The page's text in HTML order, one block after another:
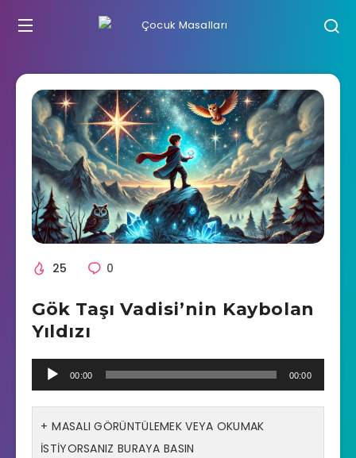
25 0
Gök Taşı Vadisi’nin Kaybolan
Yıldızı
Ses
oynatıcı
00:00 00:00
MASALI GÖRÜNTÜLEMEK VEYA OKUMAK
İSTİYORSANIZ BURAYA BASIN